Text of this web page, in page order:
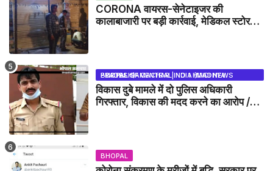
CORONA वायरस-सेनेटाइजर की
कालाबाजारी पर बड़ी कार्रवाई, मेडिकल स्टोर
BHOPAL SAMACHAR | NO 1 HINDI NEWS PORTAL OF CENTRAL INDIA (MADHYA PRADESH)
विकास दुबे मामले में दो पुलिस अधिकारी
गिरफ्तार, विकास की मदद करने का आरोप /
BHOPAL